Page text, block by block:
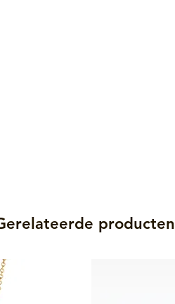
producten